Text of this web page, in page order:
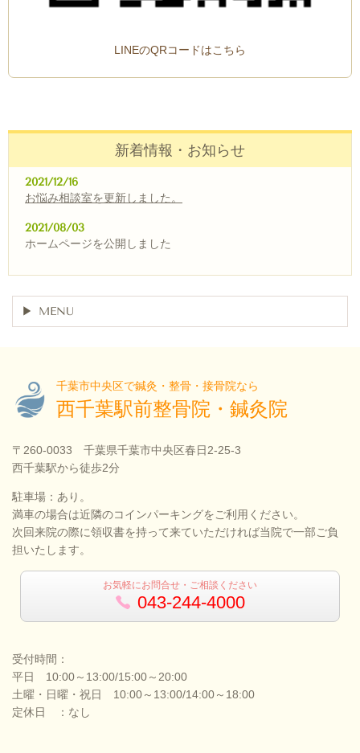
LINEのQRコードはこちら
新着情報・お知らせ
2021/12/16
お悩み相談室を更新しました。
2021/08/03
ホームページを公開しました
MENU
千葉市中央区で鍼灸・整骨・接骨院なら
西千葉駅前整骨院・鍼灸院
〒260-0033 千葉県千葉市中央区春日2-25-3
西千葉駅から徒歩2分
駐車場：あり。
満車の場合は近隣のコインパーキングをご利用ください。
次回来院の際に領収書を持って来ていただければ当院で一部ご負
担いたします。
お気軽にお問合せ・ご相談ください
043-244-4000
受付時間：
平日 10:00～13:00/15:00～20:00
土曜・日曜・祝日 10:00～13:00/14:00～18:00
定休日 ：なし